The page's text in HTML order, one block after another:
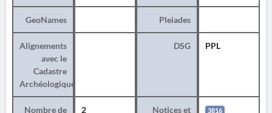
GeoNames Pleiades
Alignements
avec le
Cadastre
Archéologique
DSG PPL
Nombre de
2
Notices et
3816